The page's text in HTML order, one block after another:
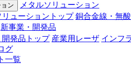
ン メタルソリューション
リューショントップ 銅合金線・無
新事業・開発品
開発品トップ 産業用レーザ インフ
グ
一覧